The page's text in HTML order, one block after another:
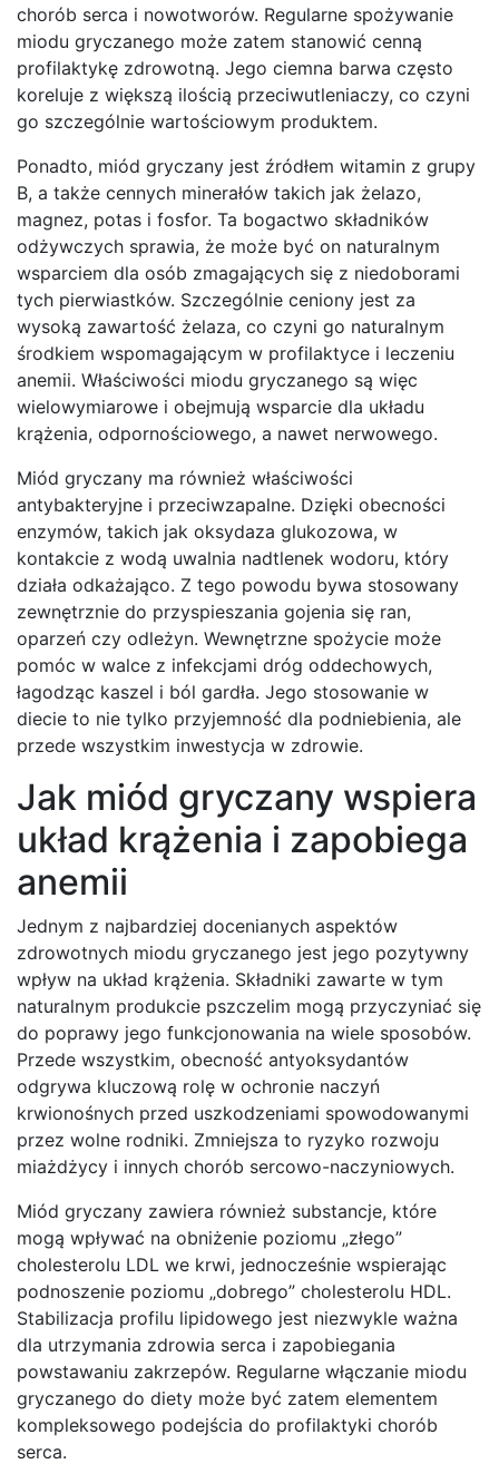
chorób serca i nowotworów. Regularne spożywanie
miodu gryczanego może zatem stanowić cenną
profilaktykę zdrowotną. Jego ciemna barwa często
koreluje z większą ilością przeciwutleniaczy, co czyni
go szczególnie wartościowym produktem.
Ponadto, miód gryczany jest źródłem witamin z grupy
B, a także cennych minerałów takich jak żelazo,
magnez, potas i fosfor. Ta bogactwo składników
odżywczych sprawia, że może być on naturalnym
wsparciem dla osób zmagających się z niedoborami
tych pierwiastków. Szczególnie ceniony jest za
wysoką zawartość żelaza, co czyni go naturalnym
środkiem wspomagającym w profilaktyce i leczeniu
anemii. Właściwości miodu gryczanego są więc
wielowymiarowe i obejmują wsparcie dla układu
krążenia, odpornościowego, a nawet nerwowego.
Miód gryczany ma również właściwości
antybakteryjne i przeciwzapalne. Dzięki obecności
enzymów, takich jak oksydaza glukozowa, w
kontakcie z wodą uwalnia nadtlenek wodoru, który
działa odkażająco. Z tego powodu bywa stosowany
zewnętrznie do przyspieszania gojenia się ran,
oparzeń czy odleżyn. Wewnętrzne spożycie może
pomóc w walce z infekcjami dróg oddechowych,
łagodząc kaszel i ból gardła. Jego stosowanie w
diecie to nie tylko przyjemność dla podniebienia, ale
przede wszystkim inwestycja w zdrowie.
Jak miód gryczany wspiera
układ krążenia i zapobiega
anemii
Jednym z najbardziej docenianych aspektów
zdrowotnych miodu gryczanego jest jego pozytywny
wpływ na układ krążenia. Składniki zawarte w tym
naturalnym produkcie pszczelim mogą przyczyniać się
do poprawy jego funkcjonowania na wiele sposobów.
Przede wszystkim, obecność antyoksydantów
odgrywa kluczową rolę w ochronie naczyń
krwionośnych przed uszkodzeniami spowodowanymi
przez wolne rodniki. Zmniejsza to ryzyko rozwoju
miażdżycy i innych chorób sercowo-naczyniowych.
Miód gryczany zawiera również substancje, które
mogą wpływać na obniżenie poziomu „złego”
cholesterolu LDL we krwi, jednocześnie wspierając
podnoszenie poziomu „dobrego” cholesterolu HDL.
Stabilizacja profilu lipidowego jest niezwykle ważna
dla utrzymania zdrowia serca i zapobiegania
powstawaniu zakrzepów. Regularne włączanie miodu
gryczanego do diety może być zatem elementem
kompleksowego podejścia do profilaktyki chorób
serca.